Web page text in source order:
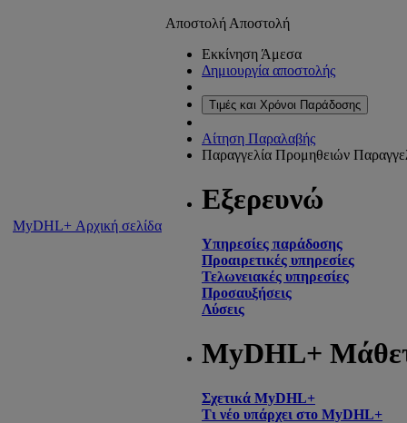
MyDHL+ Αρχική σελίδα
Αποστολή Αποστολή
Εκκίνηση Άμεσα
Δημιουργία αποστολής
Τιμές και Χρόνοι Παράδοσης
Αίτηση Παραλαβής
Παραγγελία Προμηθειών
Εξερευνώ
Υπηρεσίες παράδοσης
Προαιρετικές υπηρεσίες
Τελωνειακές υπηρεσίες
Προσαυξήσεις
Λύσεις
MyDHL+
Σχετικά MyDHL+
Τι νέο υπάρχει στο MyDHL+